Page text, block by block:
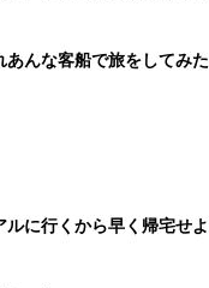
んな客船で旅をしてみ
に行くから早く帰宅せ